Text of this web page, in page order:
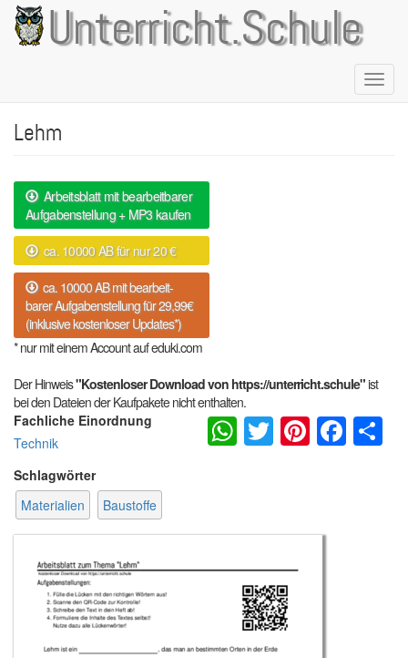
Direkt
zum
Inhalt
Unterricht.Schule
Lehm
Arbeitsblatt mit bearbeitbarer
Aufgabenstellung + MP3 kaufen
ca. 10000 AB für nur 20 €
ca. 10000 AB mit bearbeit-
barer Aufgabenstellung für 29,99€
(inklusive kostenloser Updates*)
* nur mit einem Account auf eduki.com
Der Hinweis"Kostenloser Download von https://unterricht.schule"ist
bei den Dateien der Kaufpakete nicht enthalten.
Fachliche Einordnung
Technik
Schlagwörter
Materialien
Baustoffe
WhatsApp
Twitter